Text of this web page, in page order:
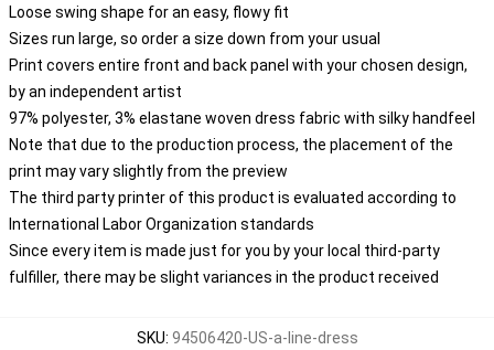
Loose swing shape for an easy, flowy fit
Sizes run large, so order a size down from your usual
Print covers entire front and back panel with your chosen design,
by an independent artist
97% polyester, 3% elastane woven dress fabric with silky handfeel
Note that due to the production process, the placement of the
print may vary slightly from the preview
The third party printer of this product is evaluated according to
International Labor Organization standards
Since every item is made just for you by your local third-party
fulfiller, there may be slight variances in the product received
SKU: 94506420-US-a-line-dress